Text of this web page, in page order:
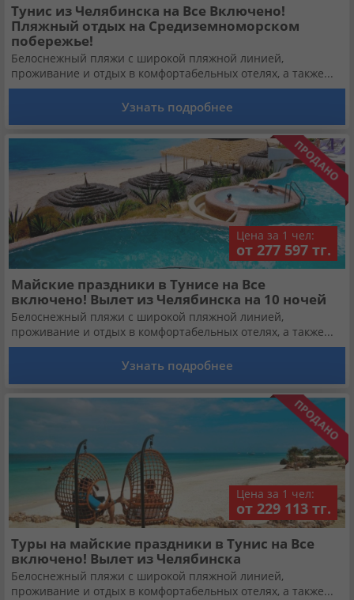
Тунис из Челябинска на Все Включено!
Пляжный отдых на Средиземноморском
побережье!
Белоснежный пляжи с широкой пляжной линией,
проживание и отдых в комфортабельных отелях, а также...
Узнать подробнее
Цена за 1 чел:
от 277 597 тг.
Майские праздники в Тунисе на Все
включено! Вылет из Челябинска на 10 ночей
Белоснежный пляжи с широкой пляжной линией,
проживание и отдых в комфортабельных отелях, а также...
Узнать подробнее
Цена за 1 чел:
от 229 113 тг.
Туры на майские праздники в Тунис на Все
включено! Вылет из Челябинска
Белоснежный пляжи с широкой пляжной линией,
проживание и отдых в комфортабельных отелях, а также...